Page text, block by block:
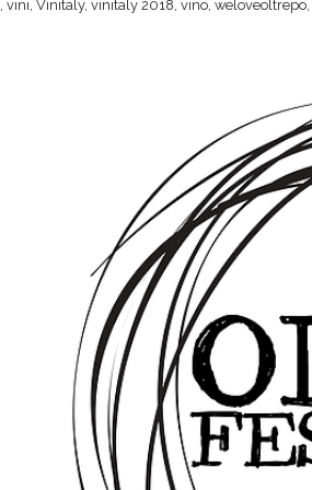
, vini, Vinitaly, vinitaly 2018, vino, weloveoltrepo,